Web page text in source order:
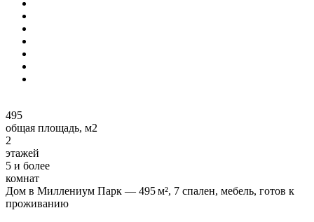
495
общая площадь, м2
2
этажей
5 и более
комнат
Дом в Миллениум Парк — 495 м², 7 спален, мебель, готов к
проживанию